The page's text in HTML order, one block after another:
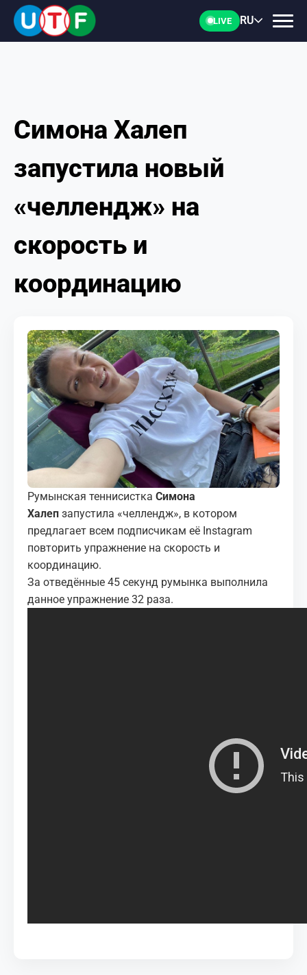
LIVE RU
ГЛАВНАЯ
ФТУ
НОВОСТИ
ДОКУМЕНТЫ
ПЕРСОНАЛИИ
КОРТЫ
КОНТАКТЫ
UZ-PIN
Симона Халеп
запустила новый
«челлендж» на
скорость и
координацию
Румынская теннисистка Симона
Халеп запустила «челлендж», в котором
предлагает всем подписчикам её Instagram
повторить упражнение на скорость и
координацию.
За отведённые 45 секунд румынка выполнила
данное упражнение 32 раза.